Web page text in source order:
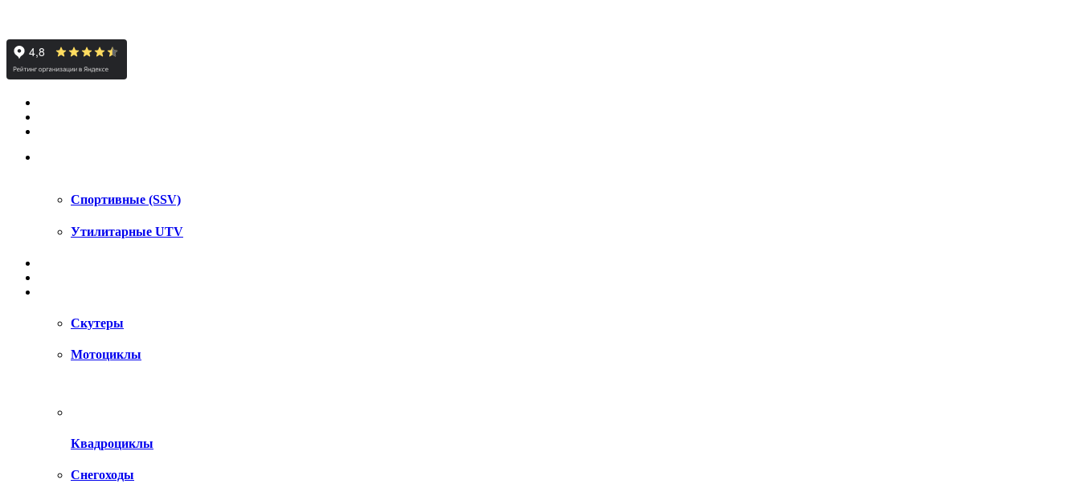
Спортивные (SSV)
Утилитарные UTV
Скутеры
Мотоциклы
Квадроциклы
Снегоходы